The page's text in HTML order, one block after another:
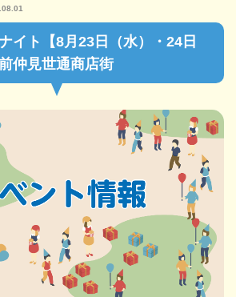
イト【8月23日（水）・24日
仲見世通商店街